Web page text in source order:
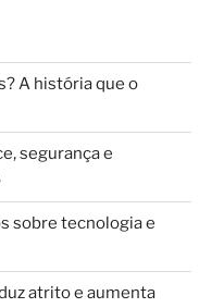
A história que o
segurança e
sobre tecnologia e
atrito e aumenta